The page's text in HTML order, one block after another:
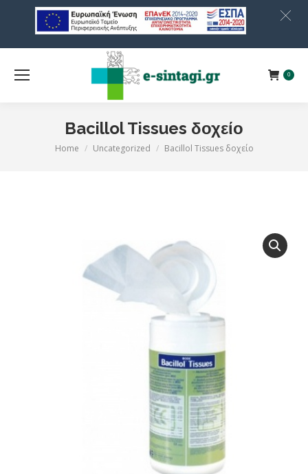
0
Bacillol Tissues δοχείο
You are here:
Home Uncategorized Bacillol Tissues δοχείο